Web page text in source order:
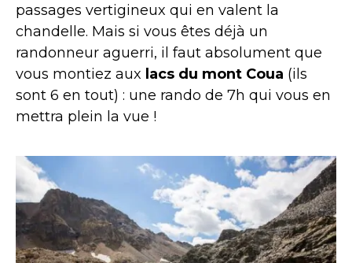
passages vertigineux qui en valent la
chandelle. Mais si vous êtes déjà un
randonneur aguerri, il faut absolument que
vous montiez aux lacs du mont Coua (ils
sont 6 en tout) : une rando de 7h qui vous en
mettra plein la vue !